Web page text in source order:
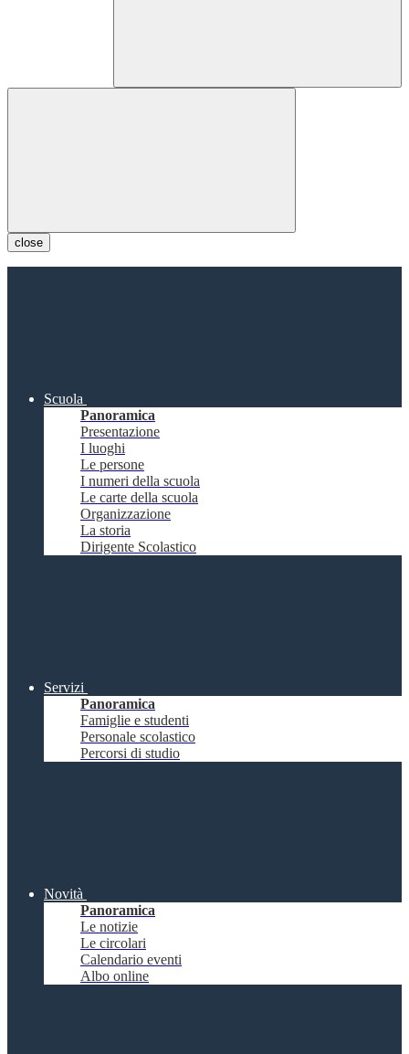
close
Scuola
Panoramica
Presentazione
I luoghi
Le persone
I numeri della scuola
Le carte della scuola
Organizzazione
La storia
Dirigente Scolastico
Servizi
Panoramica
Famiglie e studenti
Personale scolastico
Percorsi di studio
Novità
Panoramica
Le notizie
Le circolari
Calendario eventi
Albo online